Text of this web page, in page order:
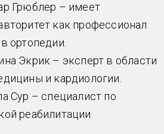
Грюблер – имеет
как профессионал
ортопедии.
Экрик – эксперт в области
и кардиологии.
Сур – специалист по
реабилитации.